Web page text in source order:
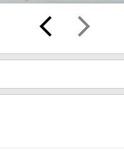
arrow_forward_ios
arrow_back_ios